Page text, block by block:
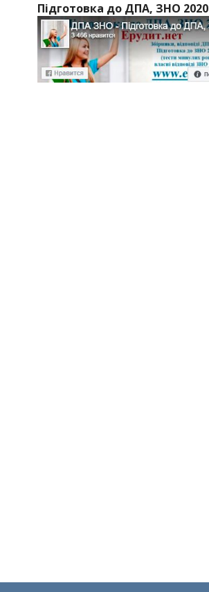
Підготовка до ДПА, ЗНО 2020